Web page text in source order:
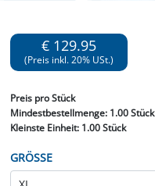
€ 129.95
(Preis inkl. 20% USt.)
Preis pro Stück
Mindestbestellmenge: 1.00 Stück
Kleinste Einheit:1.00 Stück
GRÖSSE